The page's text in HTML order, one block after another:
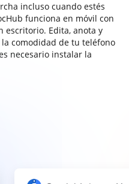
incluso cuando estés
funciona en móvil con
escritorio. Edita, anota y
comodidad de tu teléfono
necesario instalar la